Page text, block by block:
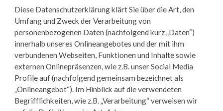
Diese Datenschutzerklärung klärt Sie über die Art, den
Umfang und Zweck der Verarbeitung von
personenbezogenen Daten (nachfolgend kurz „Daten“)
innerhalb unseres Onlineangebotes und der mit ihm
verbundenen Webseiten, Funktionen und Inhalte sowie
externen Onlinepräsenzen, wie z.B. unser Social Media
Profile auf (nachfolgend gemeinsam bezeichnet als
„Onlineangebot“). Im Hinblick auf die verwendeten
Begrifflichkeiten, wie z.B. „Verarbeitung“ verweisen wir